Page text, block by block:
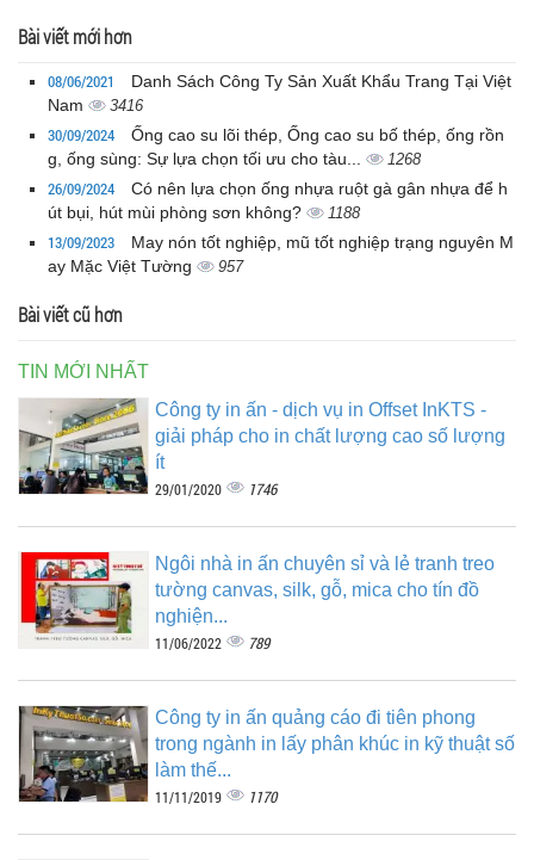
Bài viết mới hơn
08/06/2021
Danh Sách Công Ty Sản Xuất Khẩu Trang Tại Việt
Nam
3416
30/09/2024
Ống cao su lõi thép, Ống cao su bố thép, ống rồn
g, ống sùng: Sự lựa chọn tối ưu cho tàu...
1268
26/09/2024
Có nên lựa chọn ống nhựa ruột gà gân nhựa để h
út bụi, hút mùi phòng sơn không?
1188
13/09/2023
May nón tốt nghiệp, mũ tốt nghiệp trạng nguyên M
ay Mặc Việt Tường
957
Bài viết cũ hơn
TIN MỚI NHẤT
Công ty in ấn - dịch vụ in Offset InKTS -
giải pháp cho in chất lượng cao số lượng
ít
29/01/2020 1746
Ngôi nhà in ấn chuyên sỉ và lẻ tranh treo
tường canvas, silk, gỗ, mica cho tín đồ
nghiện...
11/06/2022 789
Công ty in ấn quảng cáo đi tiên phong
trong ngành in lấy phân khúc in kỹ thuật số
làm thế...
11/11/2019 1170